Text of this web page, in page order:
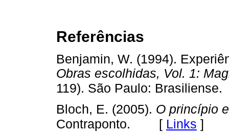
Referências
Benjamin, W. (1994).
Obras escolhidas, Vol. 1:
119). São Paulo: Brasiliense.
Bloch, E. (2005). O princípio
Contraponto. [ Links ]